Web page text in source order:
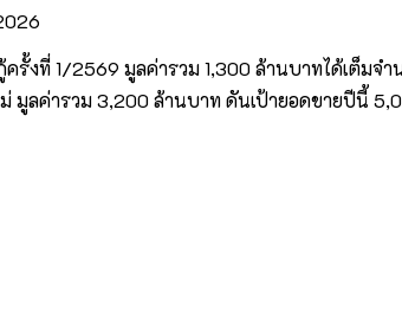
รั้งที่ 1/2569 มูลค่ารวม 1,300 ล้านบาทได้เต็ม
มูลค่ารวม 3,200 ล้านบาท ดันเป้ายอดขายปีนี้